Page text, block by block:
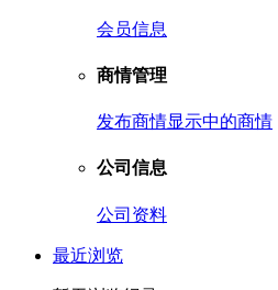
会员信息
商情管理
发布商情显示中的商情
公司信息
公司资料
最近浏览